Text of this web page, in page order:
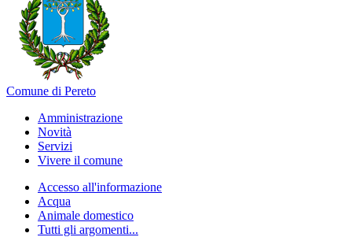
Comune di Pereto
Amministrazione
Novità
Servizi
Vivere il comune
Accesso all'informazione
Acqua
Animale domestico
Tutti gli argomenti...